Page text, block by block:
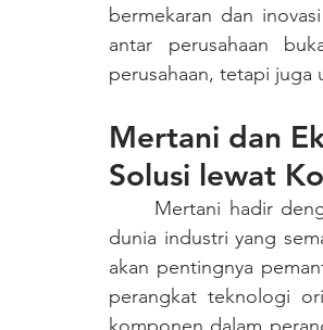
bermekaran dan
antar perusahaan
perusahaan, tetapi juga
Mertani dan
Solusi lewat
Mertani hadir
dunia industri yang
akan pentingnya
perangkat teknologi